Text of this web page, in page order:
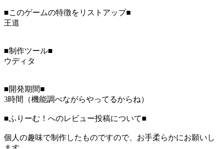
■このゲームの特徴をリストアップ■
王道
■制作ツール■
ウディタ
■開発期間■
3時間（機能調べながらやってるからね）
■ふりーむ！へのレビュー投稿について■
個人の趣味で制作したものですので、お手柔らかにお願いし